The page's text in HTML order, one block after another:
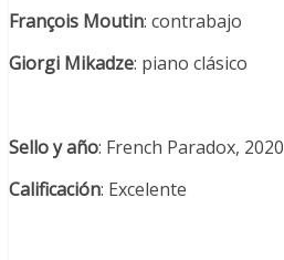
François Moutin: contrabajo
Giorgi Mikadze: piano clásico
Sello y año: French Paradox, 2020
Calificación: Excelente